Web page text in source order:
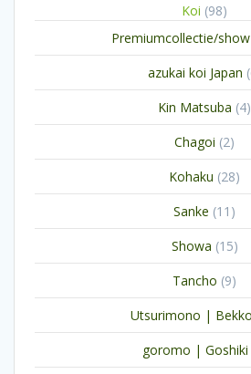
Koi 9898
Premiumcollectie/
azukai koi Japan
Kin Matsuba 44
Chagoi 22
Kohaku 2828
Sanke 11 11
Showa 1515
Tancho 99
Utsurimono | Bekko
goromo | Goshiki